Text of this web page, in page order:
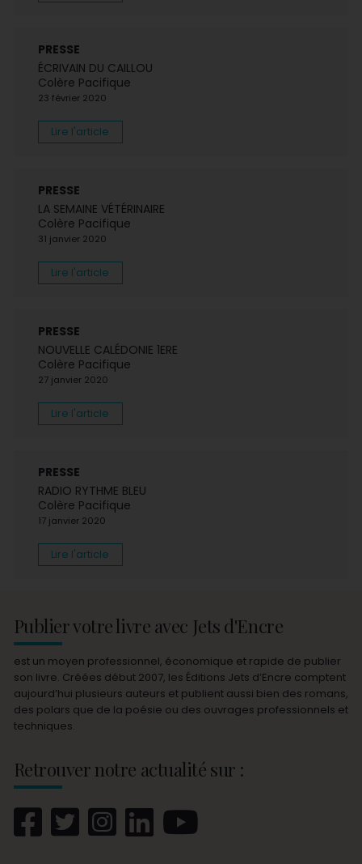
PRESSE
ÉCRIVAIN DU CAILLOU
Colère Pacifique
23 février 2020
Lire l'article
PRESSE
LA SEMAINE VÉTÉRINAIRE
Colère Pacifique
31 janvier 2020
Lire l'article
PRESSE
NOUVELLE CALÉDONIE 1ERE
Colère Pacifique
27 janvier 2020
Lire l'article
PRESSE
RADIO RYTHME BLEU
Colère Pacifique
17 janvier 2020
Lire l'article
Publier votre livre avec Jets d'Encre
est un moyen professionnel, économique et rapide de publier
son livre. Créées début 2007, les Éditions Jets d’Encre comptent
aujourd’hui plusieurs auteurs et publient aussi bien des romans,
des polars que de la poésie ou des ouvrages professionnels et
techniques.
Retrouver notre actualité sur :